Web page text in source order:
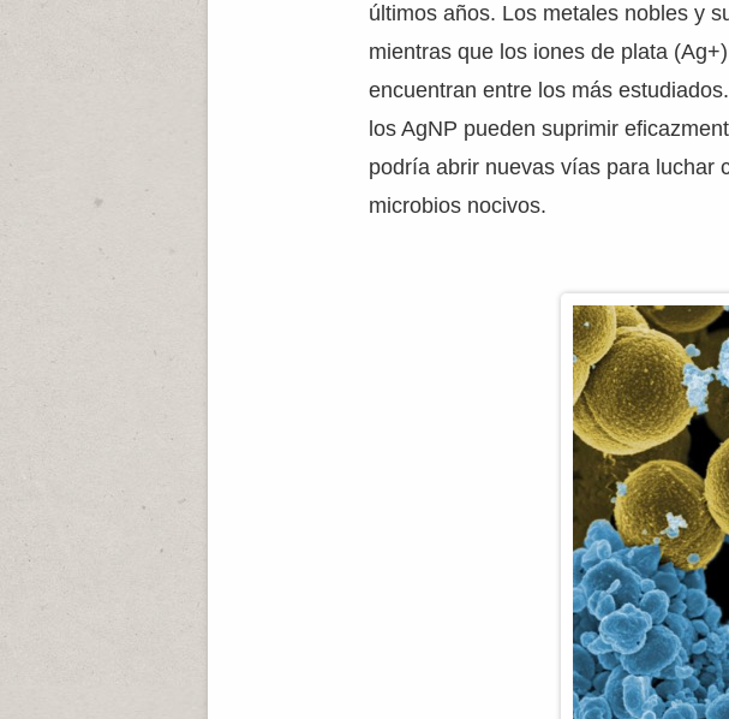
últimos años. Los metales nobles y
mientras que los iones de plata
encuentran entre los más
los AgNP pueden suprimir
podría abrir nuevas vías para luchar
microbios nocivos.